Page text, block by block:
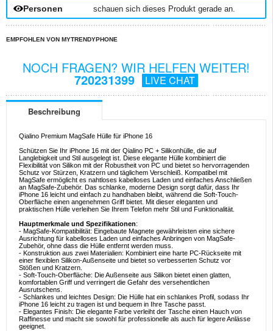
Personen schauen sich dieses Produkt gerade an.
EMPFOHLEN VON MYTRENDYPHONE
NOCH FRAGEN? WIR HELFEN WEITER!
720231399 LIVE CHAT
Beschreibung
Qialino Premium MagSafe Hülle für iPhone 16
Schützen Sie Ihr iPhone 16 mit der Qialino PC + Silikonhülle, die auf
Langlebigkeit und Stil ausgelegt ist. Diese elegante Hülle kombiniert die
Flexibilität von Silikon mit der Robustheit von PC und bietet so hervorragenden
Schutz vor Stürzen, Kratzern und täglichem Verschleiß. Kompatibel mit
MagSafe ermöglicht es nahtloses kabelloses Laden und einfaches Anschließen
an MagSafe-Zubehör. Das schlanke, moderne Design sorgt dafür, dass Ihr
iPhone 16 leicht und einfach zu handhaben bleibt, während die Soft-Touch-
Oberfläche einen angenehmen Griff bietet. Mit dieser eleganten und
praktischen Hülle verleihen Sie Ihrem Telefon mehr Stil und Funktionalität.
Hauptmerkmale und Spezifikationen:
- MagSafe-Kompatibilität: Eingebaute Magnete gewährleisten eine sichere
Ausrichtung für kabelloses Laden und einfaches Anbringen von MagSafe-
Zubehör, ohne dass die Hülle entfernt werden muss.
- Konstruktion aus zwei Materialien: Kombiniert eine harte PC-Rückseite mit
einer flexiblen Silikon-Außenseite und bietet so verbesserten Schutz vor
Stößen und Kratzern.
- Soft-Touch-Oberfläche: Die Außenseite aus Silikon bietet einen glatten,
komfortablen Griff und verringert die Gefahr des versehentlichen
Ausrutschens.
- Schlankes und leichtes Design: Die Hülle hat ein schlankes Profil, sodass Ihr
iPhone 16 leicht zu tragen ist und bequem in Ihre Tasche passt.
- Elegantes Finish: Die elegante Farbe verleiht der Tasche einen Hauch von
Raffinesse und macht sie sowohl für professionelle als auch für legere Anlässe
geeignet.